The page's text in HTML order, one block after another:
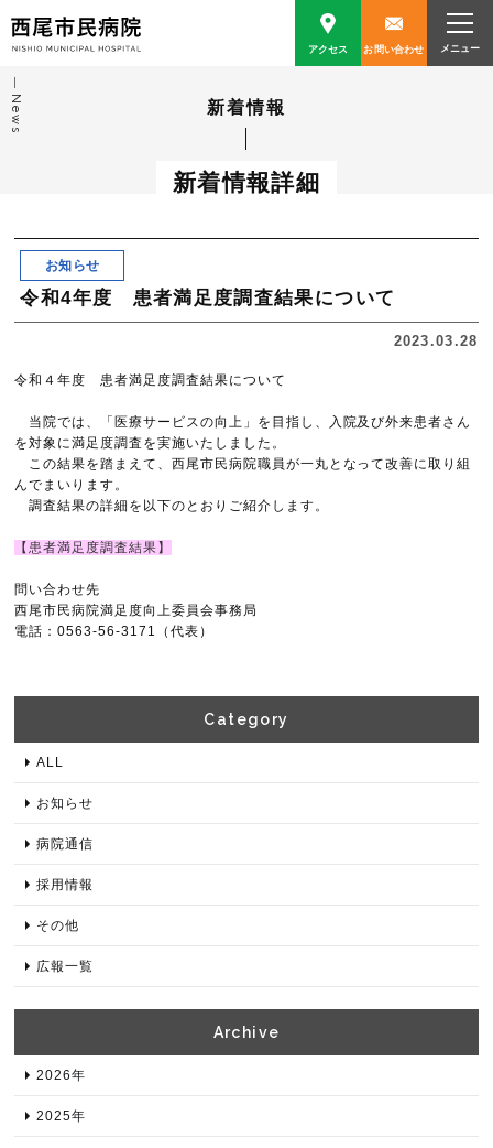
アクセス お問い合わせ
News 新着情報
新着情報詳細
お知らせ
令和4年度 患者満足度調査結果について
2023.03.28
令和４年度 患者満足度調査結果について
当院では、「医療サービスの向上」を目指し、入院及び外来患者さん
を対象に満足度調査を実施いたしました。
この結果を踏まえて、西尾市民病院職員が一丸となって改善に取り組
んでまいります。
調査結果の詳細を以下のとおりご紹介します。
【患者満足度調査結果】
問い合わせ先
西尾市民病院満足度向上委員会事務局
電話：0563-56-3171（代表）
Category​
ALL
お知らせ
病院通信
採用情報
その他
広報一覧
Archive​
2026年​
2025年​